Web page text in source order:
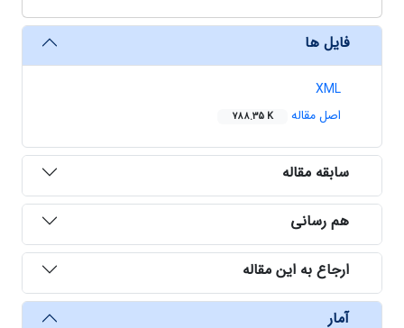
فایل ها
XML
اصل مقاله
788.35 K
سابقه مقاله
هم رسانی
ارجاع به این مقاله
آمار